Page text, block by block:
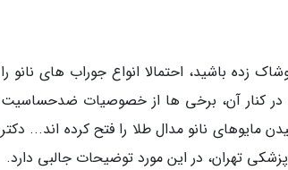
زده باشید، احتمالا انواع جوراب های نانو را
در کنار آن، برخی ها از خصوصیات ضدحساسیت
نانو مدال طلا را فتح کرده اند... دکتر
تهران، در این مورد توضیحات جالبی دارد.